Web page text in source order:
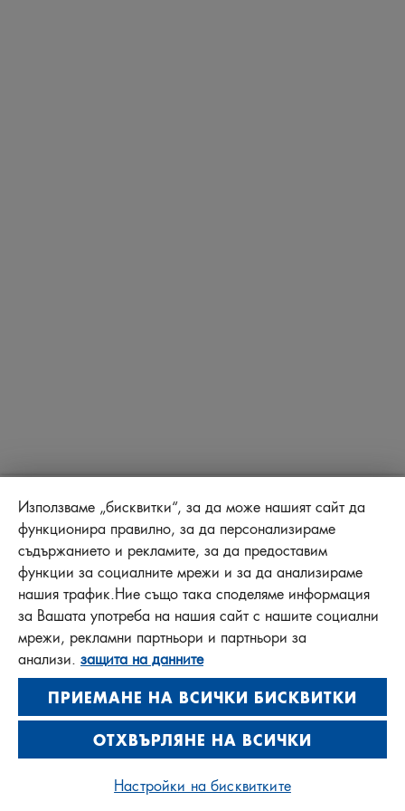
Използваме „бисквитки“, за да може нашият сайт да
функционира правилно, за да персонализираме
съдържанието и рекламите, за да предоставим
функции за социалните мрежи и за да анализираме
нашия трафик.Ние също така споделяме информация
за Вашата употреба на нашия сайт с нашите социални
мрежи, рекламни партньори и партньори за
анализи. защита на данните
ПРИЕМАНЕ НА ВСИЧКИ БИСКВИТКИ
ОТХВЪРЛЯНЕ НА ВСИЧКИ
Настройки на бисквитките